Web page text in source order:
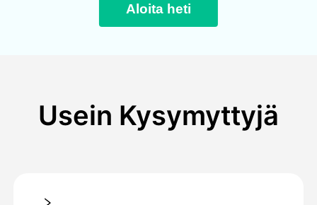
Aloita heti
Usein Kysymyttyjä